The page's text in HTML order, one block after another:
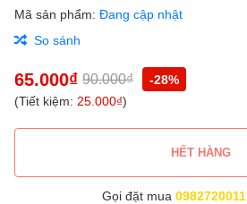
Mã sản phẩm: Đang cập nhật
So sánh
65.000₫ 90.000₫
-28%
(Tiết kiệm: 25.000₫)
HẾT HÀNG
Gọi đặt mua 0982720011